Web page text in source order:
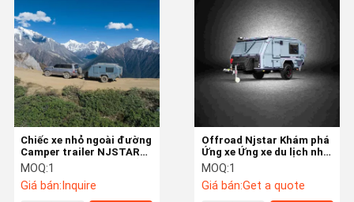
Offroad Njstar Khám phá
Ứng xe Ứng xe du lịch nhỏ
với tấm pin mặt trời
MOQ:1
Giá bán:Get a quote
Chiếc xe nhỏ ngoài đường
Camper trailer NJSTAR
EXPLORER Chiếc xe nhỏ
ngoài đường Camper
MOQ:1
Giá bán: Inquire